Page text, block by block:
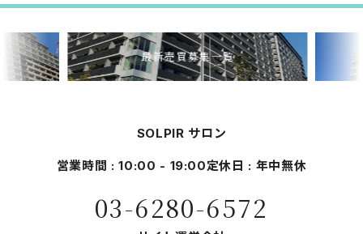
最新売買募集一覧
SOLPIR サロン
営業時間 : 10:00 - 19:00定休日 : 年中無休
03-6280-6572